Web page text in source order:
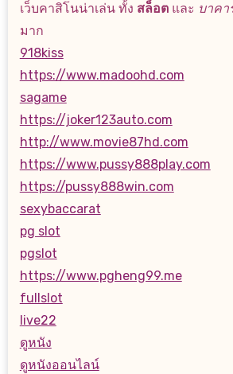
เว็บคาสิโนน่าเล่น ทั้ง สล็อตและ บาคา
มาก
918kiss
https://www.madoohd.com
sagame
https://joker123auto.com
http://www.movie87hd.com
https://www.pussy888play.com
https://pussy888win.com
sexybaccarat
pg slot
pgslot
https://www.pgheng99.me
fullslot
live22
ดูหนัง
ดูหนังออนไลน์